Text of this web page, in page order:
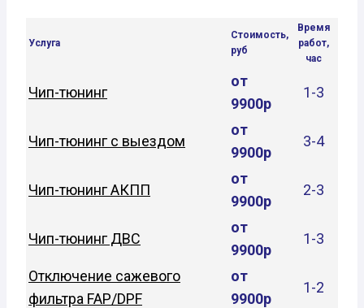
Услуга
Стоимость,
руб
Время
работ,
час
Чип-тюнинг
от
9900р
1-3
Чип-тюнинг с выездом
от
9900р
3-4
Чип-тюнинг АКПП
от
9900р
2-3
Чип-тюнинг ДВС
от
9900р
1-3
Отключение сажевого
фильтра FAP/DPF
от
9900р
1-2